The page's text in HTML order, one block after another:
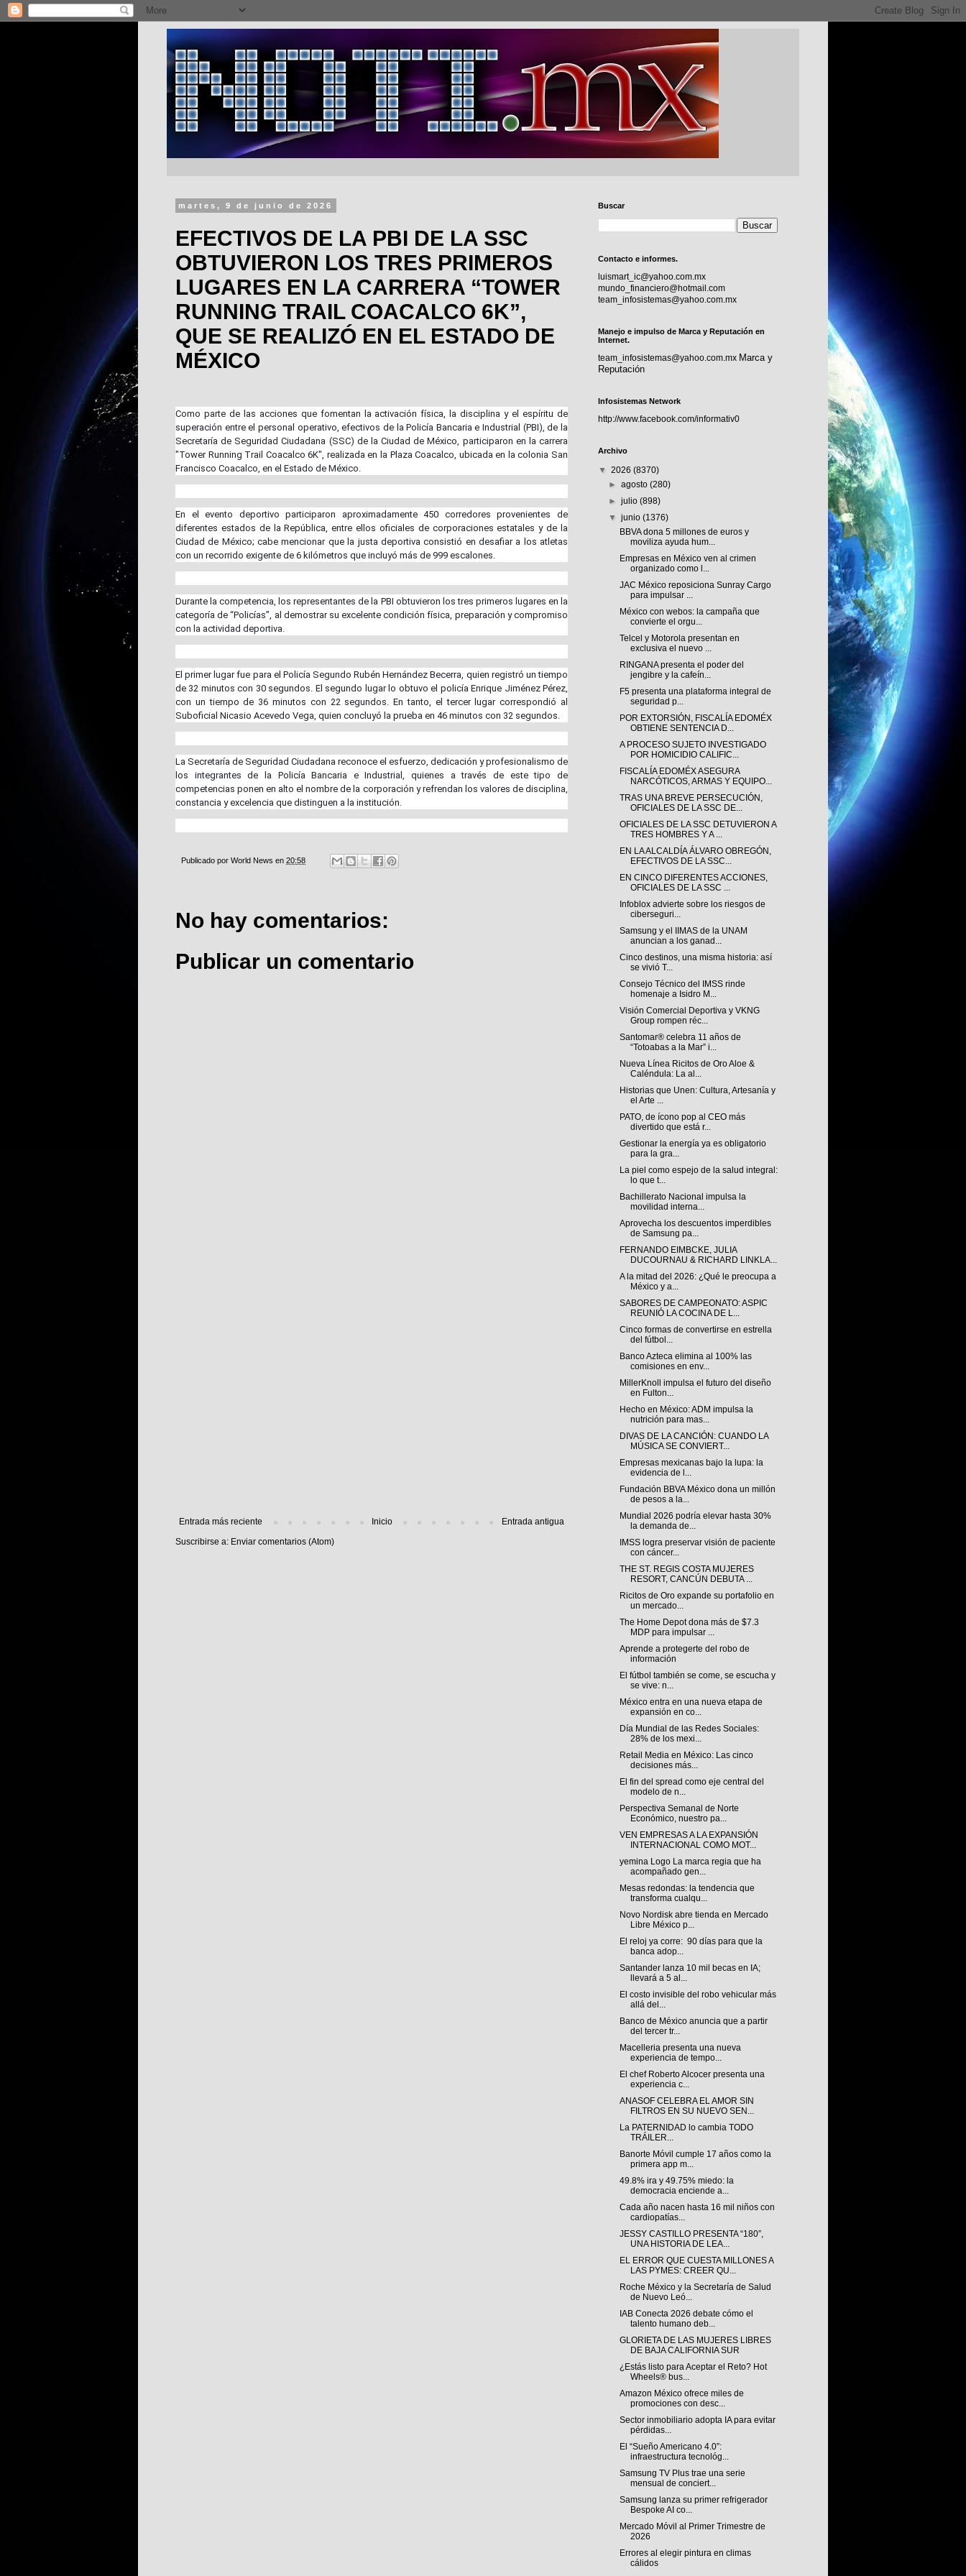
martes, 9 de junio de 2026
EFECTIVOS DE LA PBI DE LA SSC
OBTUVIERON LOS TRES PRIMEROS
LUGARES EN LA CARRERA “TOWER
RUNNING TRAIL COACALCO 6K”,
QUE SE REALIZÓ EN EL ESTADO DE
MÉXICO
Como parte de las acciones que fomentan la activación física, la disciplina y el espíritu de
superación entre el personal operativo, efectivos de la Policía Bancaria e Industrial (PBI), de la
Secretaría de Seguridad Ciudadana (SSC) de la Ciudad de México, participaron en la carrera
"Tower Running Trail Coacalco 6K", realizada en la Plaza Coacalco, ubicada en la colonia San
Francisco Coacalco, en el Estado de México.
En el evento deportivo participaron aproximadamente 450 corredores provenientes de
diferentes estados de la República, entre ellos oficiales de corporaciones estatales y de la
Ciudad de México; cabe mencionar que la justa deportiva consistió en desafiar a los atletas
con un recorrido exigente de 6 kilómetros que incluyó más de 999 escalones.
Durante la competencia, los representantes de la PBI obtuvieron los tres primeros lugares en la
categoría de “Policías”, al demostrar su excelente condición física, preparación y compromiso
con la actividad deportiva.
El primer lugar fue para el Policía Segundo Rubén Hernández Becerra, quien registró un tiempo
de 32 minutos con 30 segundos. El segundo lugar lo obtuvo el policía Enrique Jiménez Pérez,
con un tiempo de 36 minutos con 22 segundos. En tanto, el tercer lugar correspondió al
Suboficial Nicasio Acevedo Vega, quien concluyó la prueba en 46 minutos con 32 segundos.
La Secretaría de Seguridad Ciudadana reconoce el esfuerzo, dedicación y profesionalismo de
los integrantes de la Policía Bancaria e Industrial, quienes a través de este tipo de
competencias ponen en alto el nombre de la corporación y refrendan los valores de disciplina,
constancia y excelencia que distinguen a la institución.
Publicado por World News en 20:58
No hay comentarios:
Publicar un comentario
Entrada más reciente Entrada antigua
Inicio
Suscribirse a: Enviar comentarios (Atom)
Buscar
Contacto e informes.
luismart_ic@yahoo.com.mx
mundo_financiero@hotmail.com
team_infosistemas@yahoo.com.mx
Manejo e impulso de Marca y Reputación en
Internet.
team_infosistemas@yahoo.com.mx Marca y
Reputación
Infosistemas Network
http://www.facebook.com/informativ0
Archivo
▼ 2026 (8370)
►agosto(280)
►julio(898)
▼junio(1376)
BBVA dona 5 millones de euros y
moviliza ayuda hum...
Empresas en México ven al crimen
organizado como l...
JAC México reposiciona Sunray Cargo
para impulsar ...
México con webos: la campaña que
convierte el orgu...
Telcel y Motorola presentan en
exclusiva el nuevo ...
RINGANA presenta el poder del
jengibre y la cafeín...
F5 presenta una plataforma integral de
seguridad p...
POR EXTORSIÓN, FISCALÍA EDOMÉX
OBTIENE SENTENCIA D...
A PROCESO SUJETO INVESTIGADO
POR HOMICIDIO CALIFIC...
FISCALÍA EDOMÉX ASEGURA
NARCÓTICOS, ARMAS Y EQUIPO...
TRAS UNA BREVE PERSECUCIÓN,
OFICIALES DE LA SSC DE...
OFICIALES DE LA SSC DETUVIERON A
TRES HOMBRES Y A ...
EN LA ALCALDÍA ÁLVARO OBREGÓN,
EFECTIVOS DE LA SSC...
EN CINCO DIFERENTES ACCIONES,
OFICIALES DE LA SSC ...
Infoblox advierte sobre los riesgos de
ciberseguri...
Samsung y el IIMAS de la UNAM
anuncian a los ganad...
Cinco destinos, una misma historia: así
se vivió T...
Consejo Técnico del IMSS rinde
homenaje a Isidro M...
Visión Comercial Deportiva y VKNG
Group rompen réc...
Santomar® celebra 11 años de
“Totoabas a la Mar” i...
Nueva Línea Ricitos de Oro Aloe &
Caléndula: La al...
Historias que Unen: Cultura, Artesanía y
el Arte ...
PATO, de ícono pop al CEO más
divertido que está r...
Gestionar la energía ya es obligatorio
para la gra...
La piel como espejo de la salud integral:
lo que t...
Bachillerato Nacional impulsa la
movilidad interna...
Aprovecha los descuentos imperdibles
de Samsung pa...
FERNANDO EIMBCKE, JULIA
DUCOURNAU & RICHARD LINKLA...
A la mitad del 2026: ¿Qué le preocupa a
México y a...
SABORES DE CAMPEONATO: ASPIC
REUNIÓ LA COCINA DE L...
Cinco formas de convertirse en estrella
del fútbol...
Banco Azteca elimina al 100% las
comisiones en env...
MillerKnoll impulsa el futuro del diseño
en Fulton...
Hecho en México: ADM impulsa la
nutrición para mas...
DIVAS DE LA CANCIÓN: CUANDO LA
MÚSICA SE CONVIERT...
Empresas mexicanas bajo la lupa: la
evidencia de l...
Fundación BBVA México dona un millón
de pesos a la...
Mundial 2026 podría elevar hasta 30%
la demanda de...
IMSS logra preservar visión de paciente
con cáncer...
THE ST. REGIS COSTA MUJERES
RESORT, CANCÚN DEBUTA ...
Ricitos de Oro expande su portafolio en
un mercado...
The Home Depot dona más de $7.3
MDP para impulsar ...
Aprende a protegerte del robo de
información
El fútbol también se come, se escucha y
se vive: n...
México entra en una nueva etapa de
expansión en co...
Día Mundial de las Redes Sociales:
28% de los mexi...
Retail Media en México: Las cinco
decisiones más...
El fin del spread como eje central del
modelo de n...
Perspectiva Semanal de Norte
Económico, nuestro pa...
VEN EMPRESAS A LA EXPANSIÓN
INTERNACIONAL COMO MOT...
yemina Logo La marca regia que ha
acompañado gen...
Mesas redondas: la tendencia que
transforma cualqu...
Novo Nordisk abre tienda en Mercado
Libre México p...
El reloj ya corre: 90 días para que la
banca adop...
Santander lanza 10 mil becas en IA;
llevará a 5 al...
El costo invisible del robo vehicular más
allá del...
Banco de México anuncia que a partir
del tercer tr...
Macelleria presenta una nueva
experiencia de tempo...
El chef Roberto Alcocer presenta una
experiencia c...
ANASOF CELEBRA EL AMOR SIN
FILTROS EN SU NUEVO SEN...
La PATERNIDAD lo cambia TODO
TRÁILER...
Banorte Móvil cumple 17 años como la
primera app m...
49.8% ira y 49.75% miedo: la
democracia enciende a...
Cada año nacen hasta 16 mil niños con
cardiopatías...
JESSY CASTILLO PRESENTA “180”,
UNA HISTORIA DE LEA...
EL ERROR QUE CUESTA MILLONES A
LAS PYMES: CREER QU...
Roche México y la Secretaría de Salud
de Nuevo Leó...
IAB Conecta 2026 debate cómo el
talento humano deb...
GLORIETA DE LAS MUJERES LIBRES
DE BAJA CALIFORNIA SUR
¿Estás listo para Aceptar el Reto? Hot
Wheels® bus...
Amazon México ofrece miles de
promociones con desc...
Sector inmobiliario adopta IA para evitar
pérdidas...
El “Sueño Americano 4.0”:
infraestructura tecnológ...
Samsung TV Plus trae una serie
mensual de conciert...
Samsung lanza su primer refrigerador
Bespoke AI co...
Mercado Móvil al Primer Trimestre de
2026
Errores al elegir pintura en climas
cálidos